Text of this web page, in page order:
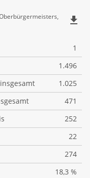
file_download
1
1.496
1.025
471
252
22
274
18,3 %